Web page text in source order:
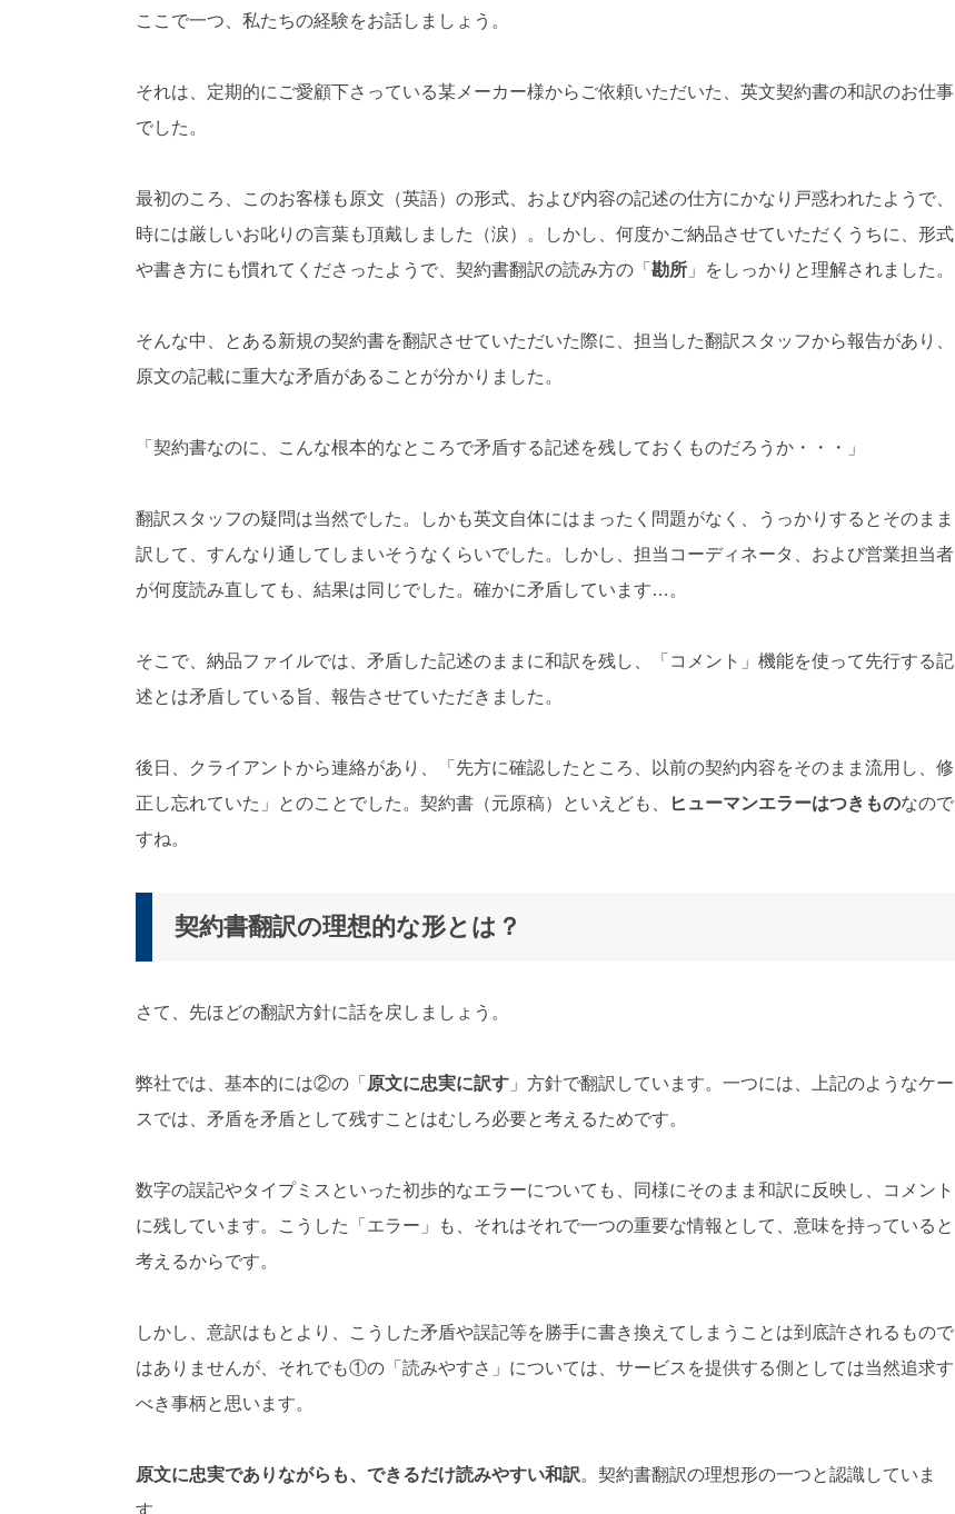
ここで一つ、私たちの経験をお話しましょう。
それは、定期的にご愛顧下さっている某メーカー様からご依頼いただいた、英文契約書の和訳のお仕事
でした。
最初のころ、このお客様も原文（英語）の形式、および内容の記述の仕方にかなり戸惑われたようで、
時には厳しいお叱りの言葉も頂戴しました（涙）。しかし、何度かご納品させていただくうちに、形式
や書き方にも慣れてくださったようで、契約書翻訳の読み方の「 勘所 」をしっかりと理解されました。
そんな中、とある新規の契約書を翻訳させていただいた際に、担当した翻訳スタッフから報告があり、
原文の記載に重大な矛盾があることが分かりました。
「契約書なのに、こんな根本的なところで矛盾する記述を残しておくものだろうか・・・」
翻訳スタッフの疑問は当然でした。しかも英文自体にはまったく問題がなく、うっかりするとそのまま
訳して、すんなり通してしまいそうなくらいでした。しかし、担当コーディネータ、および営業担当者
が何度読み直しても、結果は同じでした。確かに矛盾しています…。
そこで、納品ファイルでは、矛盾した記述のままに和訳を残し、「コメント」機能を使って先行する記
述とは矛盾している旨、報告させていただきました。
後日、クライアントから連絡があり、「先方に確認したところ、以前の契約内容をそのまま流用し、修
正し忘れていた」とのことでした。契約書（元原稿）といえども、
ヒューマンエラーはつきものなので
すね。
契約書翻訳の理想的な形とは？
さて、先ほどの翻訳方針に話を戻しましょう。
弊社では、基本的には②の「 原文に忠実に訳す 」方針で翻訳しています。一つには、上記のようなケー
スでは、矛盾を矛盾として残すことはむしろ必要と考えるためです。
数字の誤記やタイプミスといった初歩的なエラーについても、同様にそのまま和訳に反映し、コメント
に残しています。こうした「エラー」も、それはそれで一つの重要な情報として、意味を持っていると
考えるからです。
しかし、意訳はもとより、こうした矛盾や誤記等を勝手に書き換えてしまうことは到底許されるもので
はありませんが、それでも①の「読みやすさ」については、サービスを提供する側としては当然追求す
べき事柄と思います。
原文に忠実でありながらも、できるだけ読みやすい和訳。契約書翻訳の理想形の一つと認識していま
す。